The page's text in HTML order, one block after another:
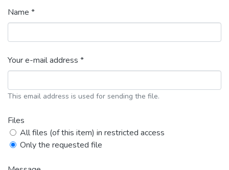
Name *
Your e-mail address *
This email address is used for sending the file.
Files
All files (of this item) in restricted access
Only the requested file